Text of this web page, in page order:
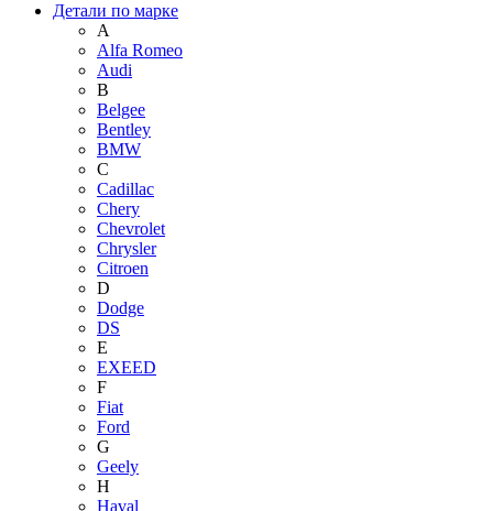
Детали по марке
A
Alfa Romeo
Audi
B
Belgee
Bentley
BMW
C
Cadillac
Chery
Chevrolet
Chrysler
Citroen
D
Dodge
DS
E
EXEED
F
Fiat
Ford
G
Geely
H
Haval